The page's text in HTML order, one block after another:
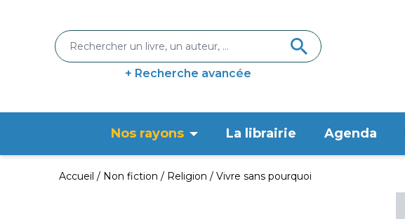
+ Recherche avancée
Nos rayons La librairie Agenda
Accueil Non fiction Religion Vivre sans pourquoi